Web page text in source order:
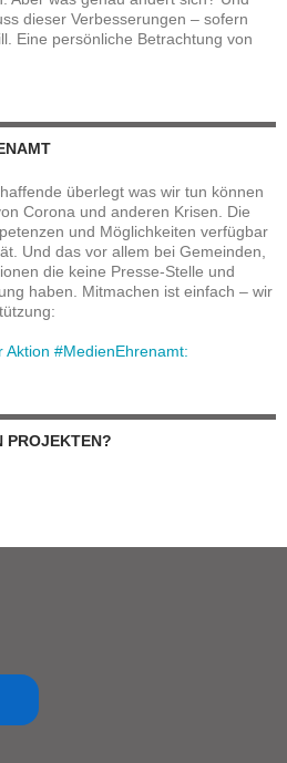
dieser Verbesserungen – sofern
Eine persönliche Betrachtung von
überlegt was wir tun können
Corona und anderen Krisen. Die
und Möglichkeiten verfügbar
Und das vor allem bei Gemeinden,
die keine Presse-Stelle und
haben. Mitmachen ist einfach – wir
#MedienEhrenamt:
PROJEKTEN?